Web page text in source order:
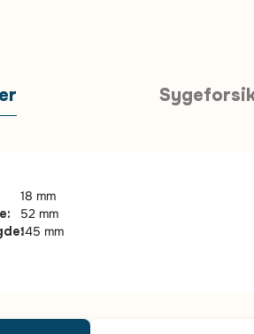
18 mm
52 mm
145 mm